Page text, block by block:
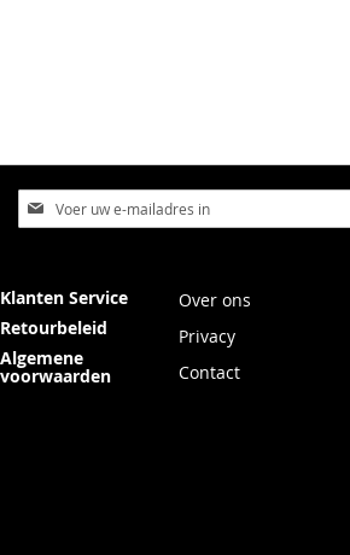
Abonneer
u
nieuwsbrief
Klanten Service
Retourbeleid
Algemene
voorwaarden
Over ons
Privacy
Contact